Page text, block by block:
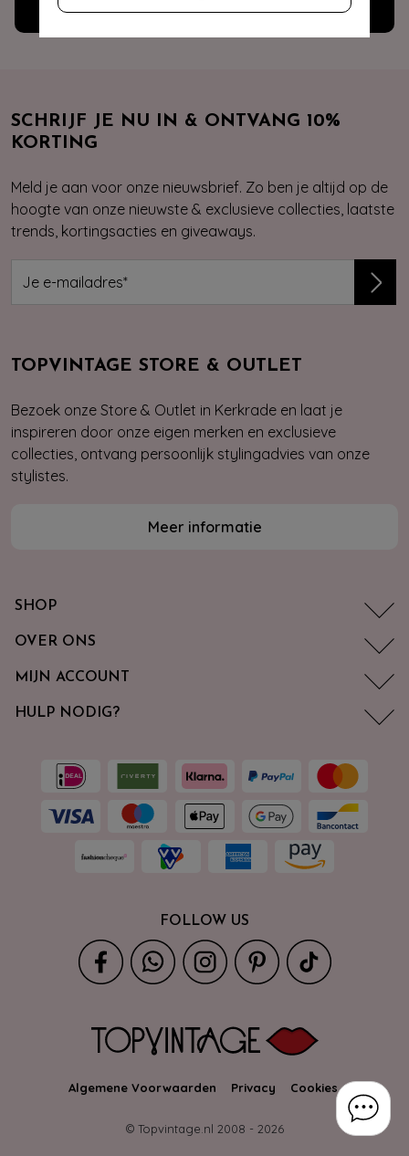
Klantenservice
SCHRIJF JE NU IN & ONTVANG 10%
KORTING
Meld je aan voor onze nieuwsbrief. Zo ben je altijd op de
hoogte van onze nieuwste & exclusieve collecties, laatste
trends, kortingsacties en giveaways.
TOPVINTAGE STORE & OUTLET
Bezoek onze Store & Outlet in Kerkrade en laat je
inspireren door onze eigen merken en exclusieve
collecties, ontvang persoonlijk stylingadvies van onze
stylistes.
Meer informatie
SHOP
OVER ONS
MIJN ACCOUNT
HULP NODIG?
FOLLOW US
Algemene Voorwaarden Privacy Cookies
© Topvintage.nl 2008 - 2026